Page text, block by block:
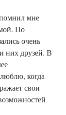
мне
По
очень
них друзей. В
когда
свои